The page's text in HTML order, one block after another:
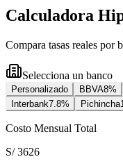
Calculadora
Compara tasas reales por
Selecciona un banco
Personalizado BBVA8%
Interbank7.8% Pichincha
Costo Mensual Total
S/ 3626